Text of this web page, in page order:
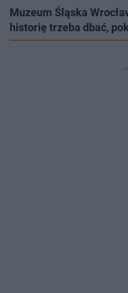
Muzeum Śląska
historię trzeba dbać,